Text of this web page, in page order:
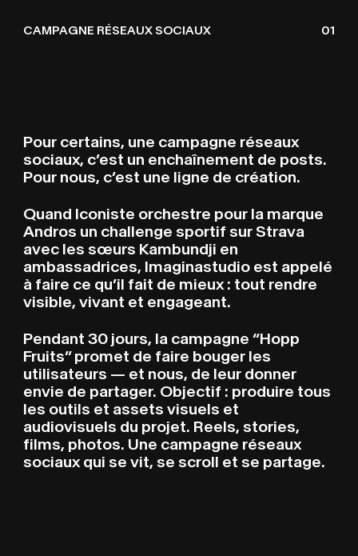
AL
E
ICONISTE X ANDROS
CAMPAGNE RÉSEAUX SOCIAUX 01
Pour certains, une campagne réseaux
sociaux, c’est un enchaînement de posts.
Pour nous, c’est une ligne de création.
Quand Iconiste orchestre pour la marque
Andros un challenge sportif sur Strava
avec les sœurs Kambundji en
ambassadrices, Imaginastudio est appelé
à faire ce qu’il fait de mieux : tout rendre
visible, vivant et engageant.
Pendant 30 jours, la campagne “Hopp
Fruits” promet de faire bouger les
utilisateurs — et nous, de leur donner
envie de partager. Objectif : produire tous
les outils et assets visuels et
audiovisuels du projet. Reels, stories,
films, photos. Une campagne réseaux
sociaux qui se vit, se scroll et se partage.